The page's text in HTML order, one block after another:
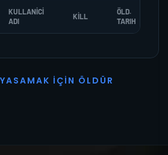
KULLANICI
ADI
KILL
ÖLD.
TARIH
YASAMAK İ ÇI N Ö L D Ü R